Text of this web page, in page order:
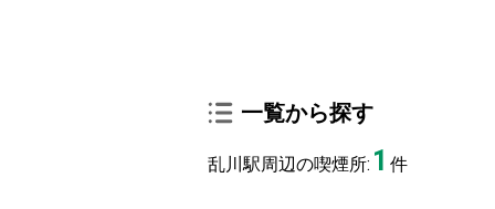
一覧から探す
乱川駅周辺の喫煙所: 1 件